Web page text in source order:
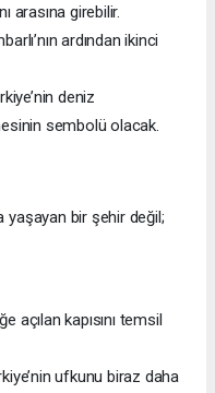
arasına girebilir.
ardından ikinci
deniz
sembolü olacak.
yaşayan bir şehir değil;
açılan kapısını temsil
ufkunu biraz daha